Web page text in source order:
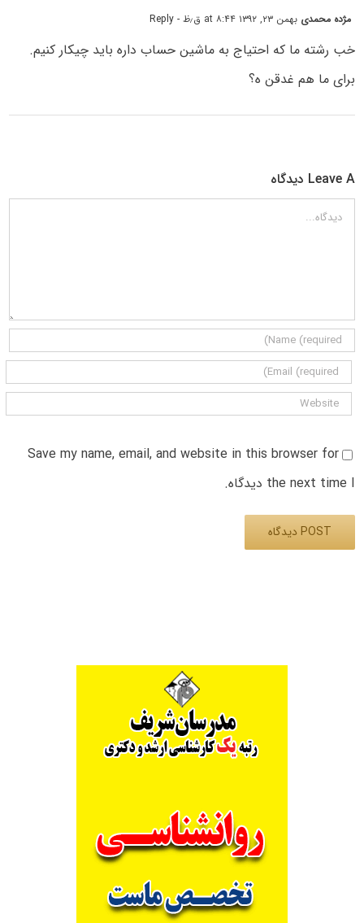
مژده محمدی بهمن ۲۳, ۱۳۹۲ at ۸:۴۴ ق٫ظ - Reply
خب رشته ما که احتیاج به ماشین حساب داره باید چیکار کنیم.
برای ما هم غدقن ه؟
Leave A دیدگاه
دیدگاه
Save my name, email, and website in this browser for
the next time I دیدگاه.